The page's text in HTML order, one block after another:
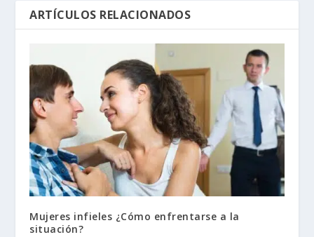
ARTÍCULOS RELACIONADOS
Mujeres infieles ¿Cómo enfrentarse a la
situación?